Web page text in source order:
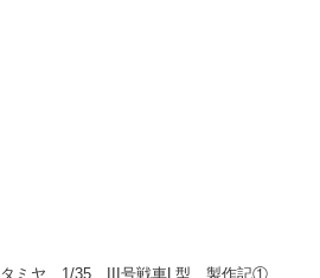
タミヤ 1/35 III号戦車L型 製作記①